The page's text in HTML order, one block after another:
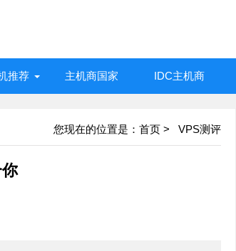
推荐 主机商国家 IDC主机商
您现在的位置是： 首页 > VPS测评